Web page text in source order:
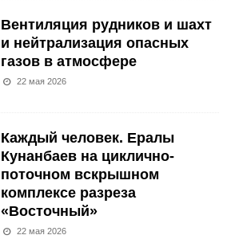
Вентиляция рудников и шахт
и нейтрализация опасных
газов в атмосфере
22 мая 2026
Каждый человек. Ералы
Кунанбаев на циклично-
поточном вскрышном
комплексе разреза
«Восточный»
22 мая 2026